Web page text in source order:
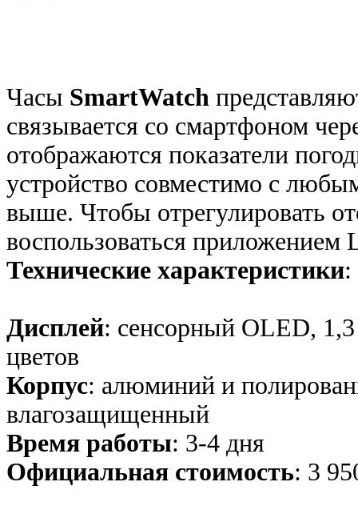
Часы SmartWatch
связывается со смартфоном
отображаются показатели
устройство совместимо с
выше. Чтобы отрегулировать
воспользоваться приложением
Технические характеристики:
Дисплей: сенсорный OLED,
цветов
Корпус: алюминий и
влагозащищенный
Время работы: 3-4 дня
Официальная стоимость: 3